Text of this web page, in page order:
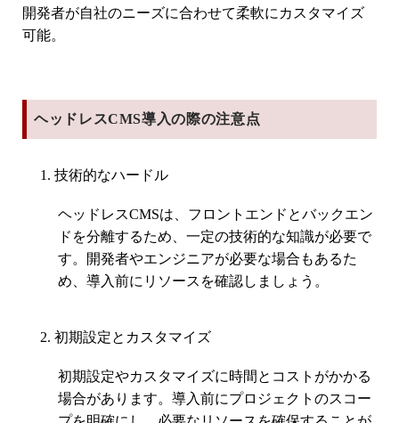
開発者が自社のニーズに合わせて柔軟にカスタマイズ
可能。
ヘッドレスCMS導入の際の注意点
技術的なハードル
ヘッドレスCMSは、フロントエンドとバックエン
ドを分離するため、一定の技術的な知識が必要で
す。開発者やエンジニアが必要な場合もあるた
め、導入前にリソースを確認しましょう。
初期設定とカスタマイズ
初期設定やカスタマイズに時間とコストがかかる
場合があります。導入前にプロジェクトのスコー